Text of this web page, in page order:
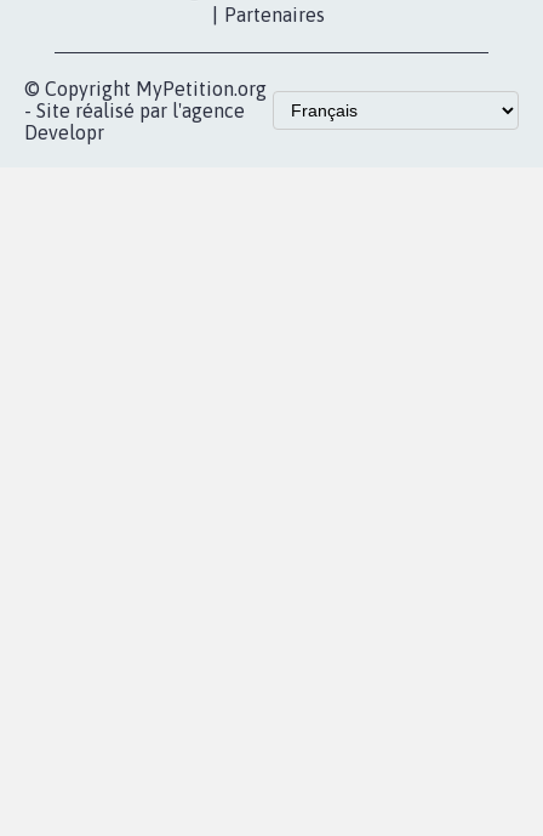
Partenaires
© Copyright MyPetition.org
- Site réalisé par l'agence
Developr